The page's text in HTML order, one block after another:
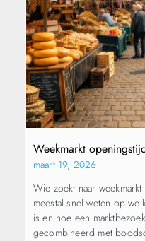
Weekmarkt
maart 19, 2026
Wie zoekt naar
meestal snel weten op
is en hoe een
gecombineerd met